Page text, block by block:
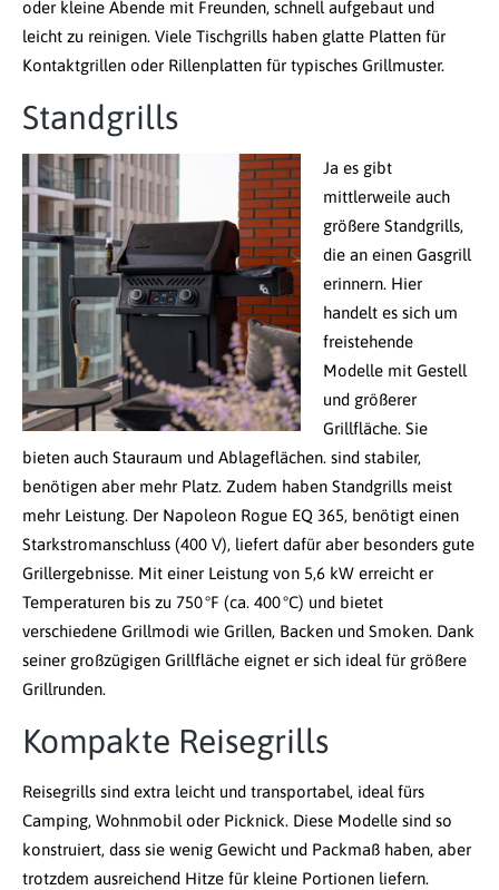
oder kleine Abende mit Freunden, schnell aufgebaut und
leicht zu reinigen. Viele Tischgrills haben glatte Platten für
Kontaktgrillen oder Rillenplatten für typisches Grillmuster.
Standgrills
Ja es gibt
mittlerweile auch
größere Standgrills,
die an einen Gasgrill
erinnern. Hier
handelt es sich um
freistehende
Modelle mit Gestell
und größerer
Grillfläche. Sie
bieten auch Stauraum und Ablageflächen. sind stabiler,
benötigen aber mehr Platz. Zudem haben Standgrills meist
mehr Leistung. Der Napoleon Rogue EQ 365, benötigt einen
Starkstromanschluss (400 V), liefert dafür aber besonders gute
Grillergebnisse. Mit einer Leistung von 5,6 kW erreicht er
Temperaturen bis zu 750 °F (ca. 400 °C) und bietet
verschiedene Grillmodi wie Grillen, Backen und Smoken. Dank
seiner großzügigen Grillfläche eignet er sich ideal für größere
Grillrunden.
Kompakte Reisegrills
Reisegrills sind extra leicht und transportabel, ideal fürs
Camping, Wohnmobil oder Picknick. Diese Modelle sind so
konstruiert, dass sie wenig Gewicht und Packmaß haben, aber
trotzdem ausreichend Hitze für kleine Portionen liefern.